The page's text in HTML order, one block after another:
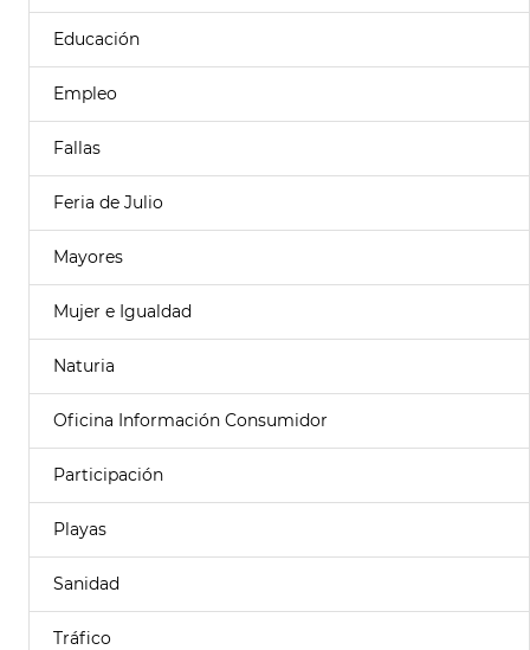
Educación
Empleo
Fallas
Feria de Julio
Mayores
Mujer e Igualdad
Naturia
Oficina Información Consumidor
Participación
Playas
Sanidad
Tráfico